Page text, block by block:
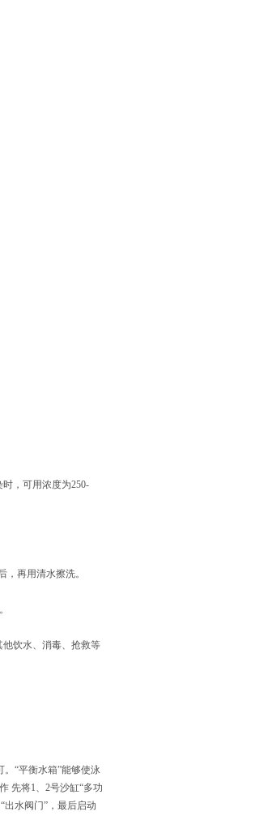
，可用浓度为250-
，再用清水擦洗。
他饮水、消毒、抢救等
。“平衡水箱”能够使泳
先将1、2号沙缸“多功
出水阀门”，最后启动